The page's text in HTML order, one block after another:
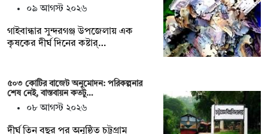
০৯ আগস্ট ২০২৬
গাইবান্ধার সুন্দরগঞ্জ উপজেলায় এক
কৃষকের দীর্ঘ দিনের কষ্টার্…
৫০৩ কোটির বাজেট অনুমোদন: পরিকল্পনার
শেষ নেই, বাস্তবায়ন কতটু…
০৮ আগস্ট ২০২৬
দীর্ঘ তিন বছর পর অনুষ্ঠিত চট্টগ্রাম